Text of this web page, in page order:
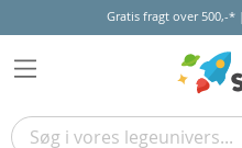
Gratis fragt over 500,-